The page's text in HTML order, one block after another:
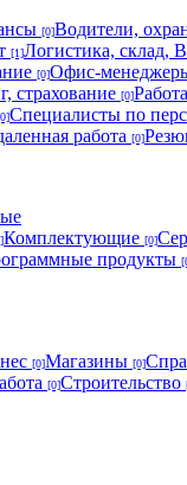
[0]Водители,
[1]Логистика, склад,
[0]Офис-
страхование [0]
Специалисты по
работа [0]
Комплектующие [0]
продукты
[0]Магазины [0]
[0]Строительство